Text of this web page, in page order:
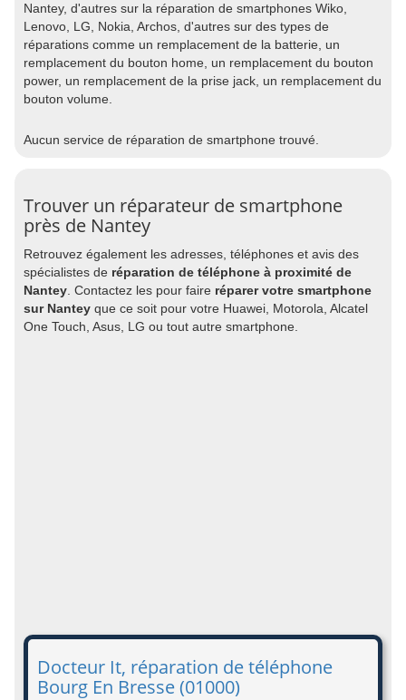
Nantey, d'autres sur la réparation de smartphones Wiko,
Lenovo, LG, Nokia, Archos, d'autres sur des types de
réparations comme un remplacement de la batterie, un
remplacement du bouton home, un remplacement du bouton
power, un remplacement de la prise jack, un remplacement du
bouton volume.
Aucun service de réparation de smartphone trouvé.
Trouver un réparateur de smartphone
près de Nantey
Retrouvez également les adresses, téléphones et avis des
spécialistes de réparation de téléphone à proximité de
Nantey . Contactez les pour faire réparer votre smartphone
sur Nantey que ce soit pour votre Huawei, Motorola, Alcatel
One Touch, Asus, LG ou tout autre smartphone.
Docteur It, réparation de téléphone
Bourg En Bresse (01000)